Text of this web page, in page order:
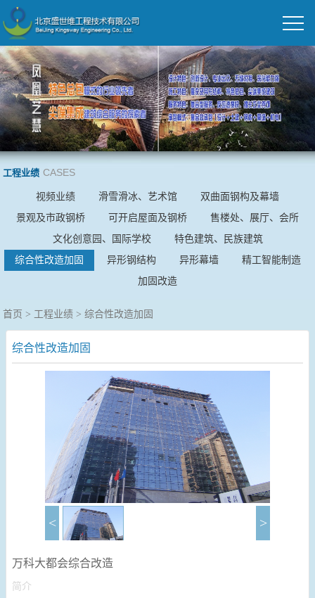
工程业绩 CASES
视频业绩 滑雪滑冰、艺术馆
双曲面钢构及幕墙
景观及市政钢桥
可开启屋面及钢桥
售楼处、展厅、会所
文化创意园、国际学校
特色建筑、民族建筑
综合性改造加固
异形钢结构 异形幕墙
精工智能制造
加固改造
首页 > 工程业绩 >综合性改造加固
综合性改造加固
< >
万科大都会综合改造
简介